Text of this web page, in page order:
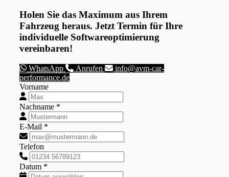
Holen Sie das Maximum aus Ihrem
Fahrzeug heraus. Jetzt Termin für Ihre
individuelle Softwareoptimierung
vereinbaren!
WhatsApp Anrufen
info@avm-car-
performance.de
Vorname
Nachname *
E-Mail *
Telefon
Datum *